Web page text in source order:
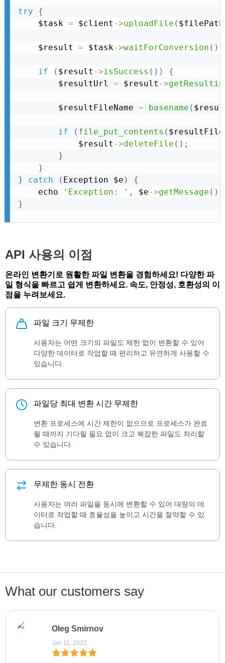
try
{
    $task
= $client ->uploadFile ( $filePath
    $result
= $task->waitForConversion ( )
if ( $result ->isSuccess ( ) )
{
        $resultUrl
= $result ->
        $resultFileName
= basename (
if ( file_put_contents (
            $result
->deleteFile ( ) ;
}
}
}
catch ( Exception $e )
{
    echo
'Exception: ' , $e->getMessage ( )
}
API 사용의 이점
온라인 변환기로 원활한 파일 변환을 경험하세요! 다양한 파
일 형식을 빠르고 쉽게 변환하세요. 속도, 안정성, 호환성의 이
점을 누려보세요.
파일 크기 무제한
사용자는 어떤 크기의 파일도 제한 없이 변환할 수 있어
다양한 데이터로 작업할 때 편리하고 유연하게 사용할 수
있습니다.
파일당 최대 변환 시간 무제한
변환 프로세스에 시간 제한이 없으므로 프로세스가 완료
될 때까지 기다릴 필요 없이 크고 복잡한 파일도 처리할
수 있습니다.
무제한 동시 전환
사용자는 여러 파일을 동시에 변환할 수 있어 대량의 데
이터로 작업할 때 효율성을 높이고 시간을 절약할 수 있
습니다.
What our customers say
Oleg Smirnov
Jan 11, 2022